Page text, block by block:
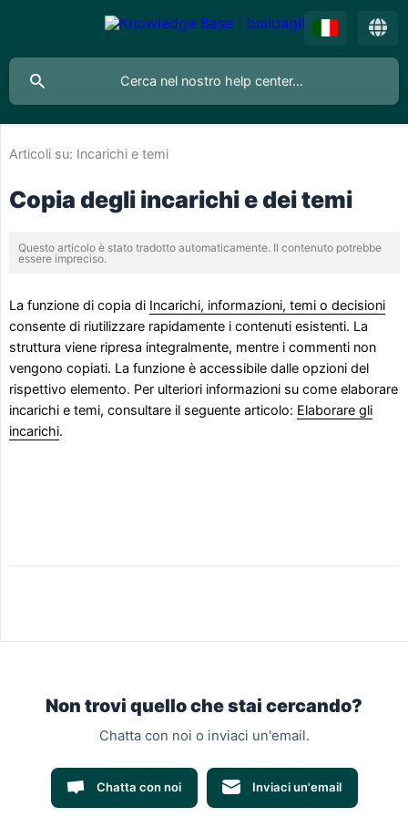
Articoli su: Incarichi e temi
Copia degli incarichi e dei temi
Questo articolo è stato tradotto automaticamente. Il contenuto potrebbe
essere impreciso.
La funzione di copia di Incarichi, informazioni, temi o decisioni
consente di riutilizzare rapidamente i contenuti esistenti. La
struttura viene ripresa integralmente, mentre i commenti non
vengono copiati. La funzione è accessibile dalle opzioni del
rispettivo elemento. Per ulteriori informazioni su come elaborare
incarichi e temi, consultare il seguente articolo: Elaborare gli
incarichi.
Non trovi quello che stai cercando?
Chatta con noi o inviaci un'email.
Chatta con noi Inviaci un'email